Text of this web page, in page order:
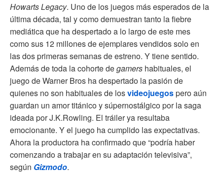
Howarts Legacy. Uno de los juegos más esperados de la
última década, tal y como demuestran tanto la fiebre
mediática que ha despertado a lo largo de este mes
como sus 12 millones de ejemplares vendidos solo en
las dos primeras semanas de estreno. Y tiene sentido.
Además de toda la cohorte degamers habituales, el
juego de Warner Bros ha despertado la pasión de
quienes no son habituales de losvideojuegospero aún
guardan un amor titánico y súpernostálgico por la saga
ideada por J.K.Rowling. El tráiler ya resultaba
emocionante. Y el juego ha cumplido las expectativas.
Ahora la productora ha confirmado que “podría haber
comenzando a trabajar en su adaptación televisiva”,
según Gizmodo.